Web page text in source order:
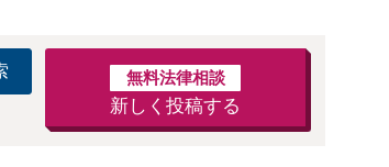
無料法律相談
新しく投稿する